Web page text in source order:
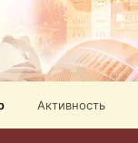
Активность
10.000 фильмов и
in-spain.html